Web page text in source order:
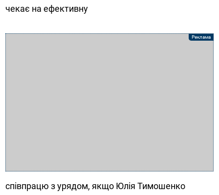
чекає на ефективну
співпрацю з урядом, якщо Юлія Тимошенко